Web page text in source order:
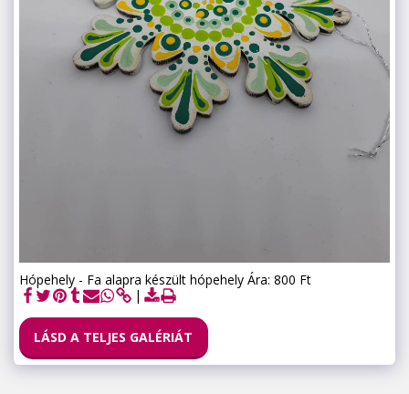
Hópehely - Fa alapra készült hópehely Ára: 800 Ft
LÁSD A TELJES GALÉRIÁT